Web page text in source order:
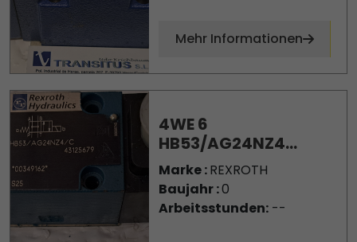
Mehr Informationen
4WE 6
HB53/AG24NZ4...
Marke :REXROTH
Baujahr :0
Arbeitsstunden:--